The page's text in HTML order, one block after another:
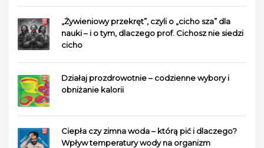
„Żywieniowy przekręt”, czyli o „cicho sza” dla
nauki – i o tym, dlaczego prof. Cichosz nie siedzi
cicho
Działaj prozdrowotnie – codzienne wybory i
obniżanie kalorii
Ciepła czy zimna woda – którą pić i dlaczego?
Wpływ temperatury wody na organizm